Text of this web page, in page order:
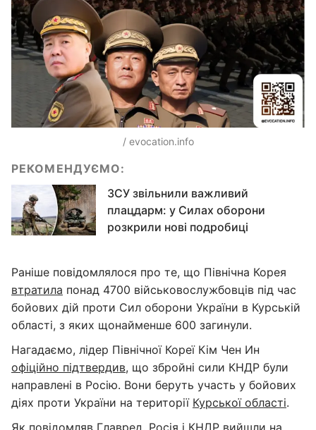
/ evocation.info
РЕКОМЕНДУЄМО:
ЗСУ звільнили важливий
плацдарм: у Силах оборони
розкрили нові подробиці
Раніше повідомлялося про те, що Північна Корея
втратила понад 4700 військовослужбовців під час
бойових дій проти Сил оборони України в Курській
області, з яких щонайменше 600 загинули.
Нагадаємо, лідер Північної Кореї Кім Чен Ин
офіційно підтвердив, що збройні сили КНДР були
направлені в Росію. Вони беруть участь у бойових
діях проти України на території Курської області.
Як повідомляв Главред, Росія і КНДР вийшли на